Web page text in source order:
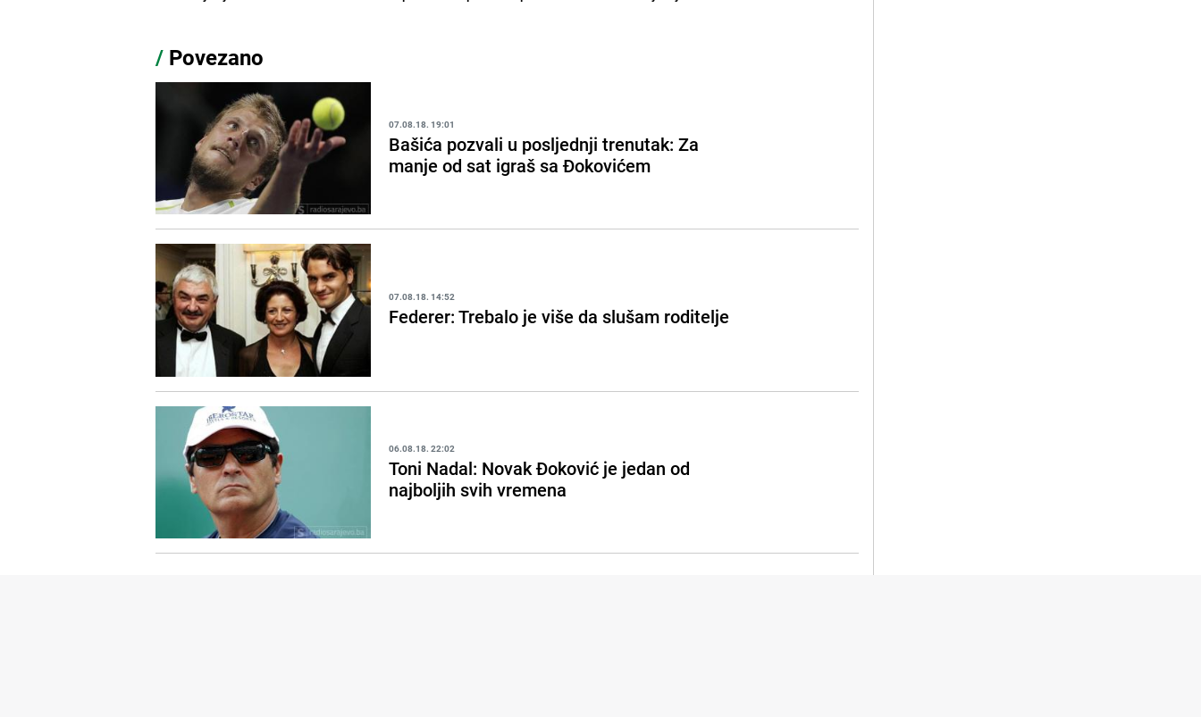
/ Povezano
07.08.18. 19:01
Bašića pozvali u posljednji trenutak: Za
manje od sat igraš sa Đokovićem
07.08.18. 14:52
Federer: Trebalo je više da slušam roditelje
06.08.18. 22:02
Toni Nadal: Novak Đoković je jedan od
najboljih svih vremena